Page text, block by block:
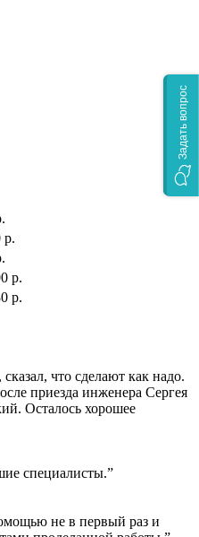
р.
р.
р.
что сделают как надо.
приезда инженера Сергея
Осталось хорошее
специалисты.”
не в первый раз и
Задать вопрос